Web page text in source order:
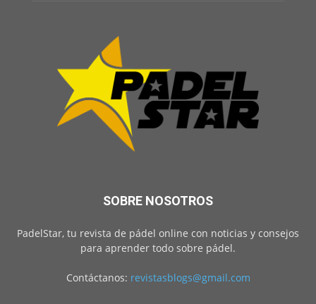
SOBRE NOSOTROS
PadelStar, tu revista de pádel online con noticias y consejos
para aprender todo sobre pádel.
Contáctanos: revistasblogs@gmail.com